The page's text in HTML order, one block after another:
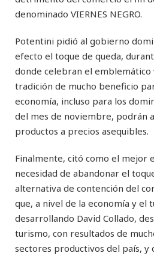
denominado VIERNES NEGRO.
Potentini pidió al gobierno
efecto el toque de queda,
donde celebran el emblemático
tradición de mucho beneficio
economía, incluso para los
del mes de noviembre, podrán
productos a precios asequibles.
Finalmente, citó como el mejor
necesidad de abandonar el
alternativa de contención del
que, a nivel de la economía y el
desarrollando David Collado,
turismo, con resultados de
sectores productivos del país, y